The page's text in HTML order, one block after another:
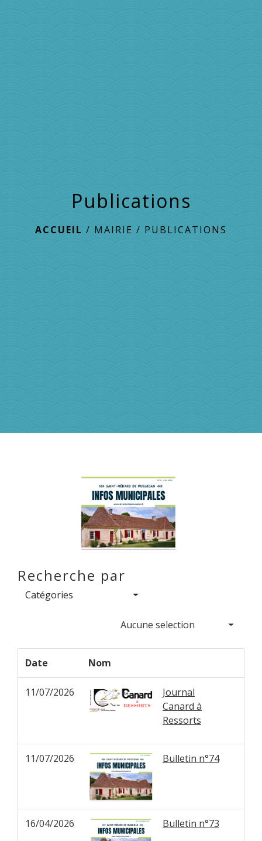
Publications
ACCUEIL / MAIRIE / PUBLICATIONS
Recherche par
Catégories
Aucune selection
Date Nom
11/07/2026
Journal
Canard à
Ressorts
11/07/2026 Bulletin n°74
16/04/2026 Bulletin n°73